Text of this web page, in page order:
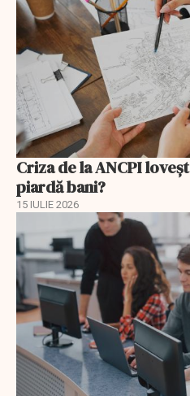
Criza de la ANCPI
piardă bani?
15 IULIE 2026